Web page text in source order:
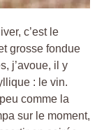
c’est le
grosse fondue
j’avoue, il y
: le vin.
comme la
sur le moment,